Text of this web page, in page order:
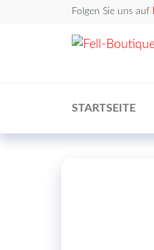
Folgen Sie uns auf
STARTSEITE